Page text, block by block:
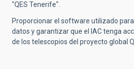
"QES Tenerife".
Proporcionar el software utilizado
datos y garantizar que el IAC tenga
de los telescopios del proyecto global